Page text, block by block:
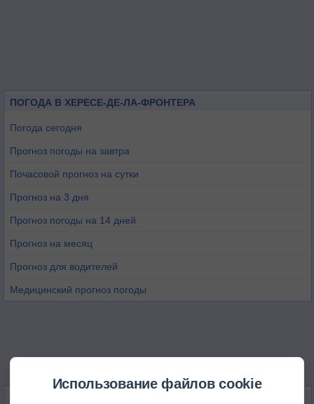
ПОГОДА В ХЕРЕСЕ-ДЕ-ЛА-ФРОНТЕРА
Погода сегодня
Прогноз погоды на завтра
Почасовой прогноз на сутки
Прогноз на 3 дня
Прогноз погоды на 14 дней
Прогноз на месяц
Прогноз для водителей
Медицинский прогноз погоды
Использование файлов cookie